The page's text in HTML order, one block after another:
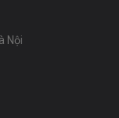
Nội